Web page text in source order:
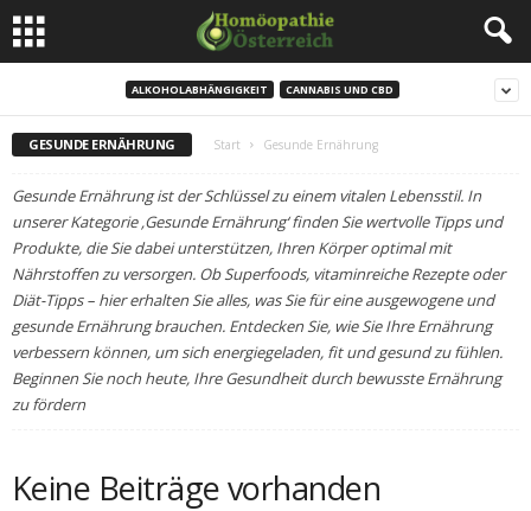
ALKOHOLABHÄNGIGKEIT CANNABIS UND CBD
GESUNDE ERNÄHRUNG Start Gesunde Ernährung
Gesunde Ernährung ist der Schlüssel zu einem vitalen Lebensstil. In
unserer Kategorie ‚Gesunde Ernährung‘ finden Sie wertvolle Tipps und
Produkte, die Sie dabei unterstützen, Ihren Körper optimal mit
Nährstoffen zu versorgen. Ob Superfoods, vitaminreiche Rezepte oder
Diät-Tipps – hier erhalten Sie alles, was Sie für eine ausgewogene und
gesunde Ernährung brauchen. Entdecken Sie, wie Sie Ihre Ernährung
verbessern können, um sich energiegeladen, fit und gesund zu fühlen.
Beginnen Sie noch heute, Ihre Gesundheit durch bewusste Ernährung
zu fördern
Keine Beiträge vorhanden